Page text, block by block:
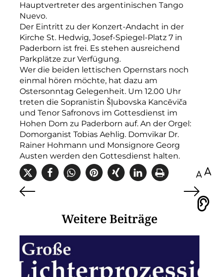
Hauptvertreter des argentinischen Tango
Nuevo.
Der Eintritt zu der Konzert-Andacht in der
Kirche St. Hedwig, Josef-Spiegel-Platz 7 in
Paderborn ist frei. Es stehen ausreichend
Parkplätze zur Verfügung.
Wer die beiden lettischen Opernstars noch
einmal hören möchte, hat dazu am
Ostersonntag Gelegenheit. Um 12.00 Uhr
treten die Sopranistin Šļubovska Kancēviča
und Tenor Safronovs im Gottesdienst im
Hohen Dom zu Paderborn auf. An der Orgel:
Domorganist Tobias Aehlig. Domvikar Dr.
Rainer Hohmann und Monsignore Georg
Austen werden den Gottesdienst halten.
Weitere Beiträge
100